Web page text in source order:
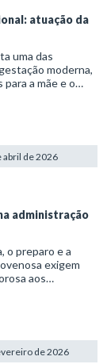
atuação da
uma das
moderna,
a mãe e o
abril de 2026
administração
o preparo e a
exigem
aos
de 2026